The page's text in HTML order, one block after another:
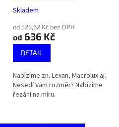
jednokomorový
Skladem
od 525,62 Kč bez DPH
od 636 Kč
DETAIL
Nabízíme zn. Lexan, Macrolux aj.
Nesedí Vám rozměr? Nabízíme
řezání na míru.